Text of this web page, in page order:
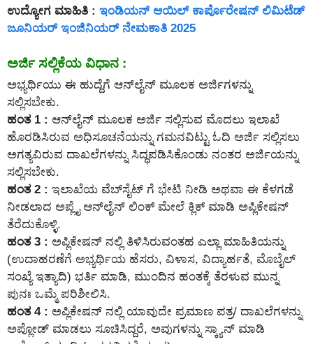
ಉದ್ಯೋಗ ಮಾಹಿತಿ : ಇಂಡಿಯನ್ ಆಯಿಲ್ ಕಾರ್ಪೊರೇಷನ್ ಲಿಮಿಟೆಡ್
ಜೂನಿಯರ್ ಇಂಜಿನಿಯರ್ ನೇಮಕಾತಿ 2025
ಅರ್ಜಿ ಸಲ್ಲಿಕೆಯ ವಿಧಾನ :
ಅಭ್ಯರ್ಥಿಯು ಈ ಹುದ್ದೆಗೆ ಆನ್‌ಲೈನ್‌ ಮೂಲಕ ಅರ್ಜಿಗಳನ್ನು
ಸಲ್ಲಿಸಬೇಕು.
ಹಂತ 1 : ಆನ್‌ಲೈನ್‌ ಮೂಲಕ ಅರ್ಜಿ ಸಲ್ಲಿಸುವ ಮೊದಲು ಇಲಾಖೆ
ಹೊರಡಿಸಿರುವ ಅಧಿಸೂಚನೆಯನ್ನು ಗಮನವಿಟ್ಟು ಓದಿ ಅರ್ಜಿ ಸಲ್ಲಿಸಲು
ಅಗತ್ಯವಿರುವ ದಾಖಲೆಗಳನ್ನು ಸಿದ್ಧಪಡಿಸಿಕೊಂಡು ನಂತರ ಅರ್ಜಿಯನ್ನು
ಸಲ್ಲಿಸಬೇಕು.
ಹಂತ 2 : ಇಲಾಖೆಯ ವೆಬ್‌ಸೈಟ್ ಗೆ ಭೇಟಿ ನೀಡಿ ಅಥವಾ ಈ ಕೆಳಗಡೆ
ನೀಡಲಾದ ಅಪ್ಲೈ ಆನ್‌ಲೈನ್‌ ಲಿಂಕ್ ಮೇಲೆ ಕ್ಲಿಕ್ ಮಾಡಿ ಅಪ್ಲಿಕೇಷನ್
ತೆರೆದುಕೊಳ್ಳಿ.
ಹಂತ 3 : ಅಪ್ಲಿಕೇಷನ್ ನಲ್ಲಿ ತಿಳಿಸಿರುವಂತಹ ಎಲ್ಲಾ ಮಾಹಿತಿಯನ್ನು
(ಉದಾಹರಣೆಗೆ ಅಭ್ಯರ್ಥಿಯ ಹೆಸರು, ವಿಳಾಸ, ವಿದ್ಯಾರ್ಹತೆ, ಮೊಬೈಲ್
ಸಂಖ್ಯೆ ಇತ್ಯಾದಿ) ಭರ್ತಿ ಮಾಡಿ, ಮುಂದಿನ ಹಂತಕ್ಕೆ ತೆರಳುವ ಮುನ್ನ
ಪುನಃ ಒಮ್ಮೆ ಪರಿಶೀಲಿಸಿ.
ಹಂತ 4 : ಅಪ್ಲಿಕೇಷನ್ ನಲ್ಲಿ ಯಾವುದೇ ಪ್ರಮಾಣ ಪತ್ರ/ ದಾಖಲೆಗಳನ್ನು
ಅಪ್ಲೋಡ್ ಮಾಡಲು ಸೂಚಿಸಿದ್ದರೆ, ಅವುಗಳನ್ನು ಸ್ಕ್ಯಾನ್ ಮಾಡಿ